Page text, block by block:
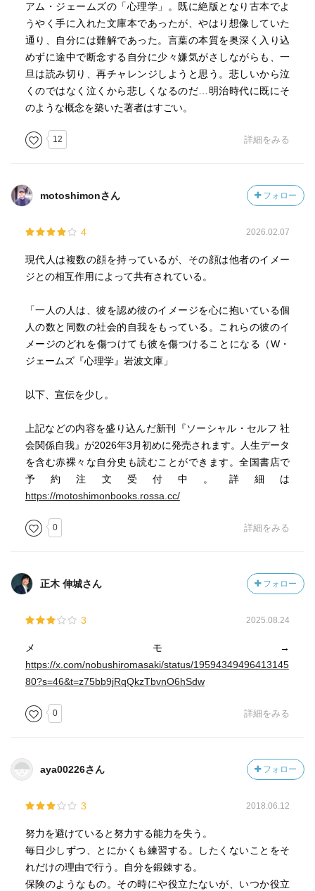
アム・ジェームズの「心理学」。既に絶版となり古本でよ
うやく手に入れた文庫本であったが、やはり想像していた
通り、自分には難解であった。言葉の本質を奥深く入り込
めずに途中で断念する自分に少々嫌気がさしながらも、一
旦は読み切り、再チャレンジしようと思う。悲しいから泣
くのではなく泣くから悲しくなるのだ…明治時代に既にそ
のような概念を築いた著者はすごい。
12 詳細をみる
motoshimonさん フォロー
4 2026.02.07
現代人は複数の顔を持っているが、その顔は他者のイメー
ジとの相互作用によって共有されている。
「一人の人は、彼を認め彼のイメージを心に抱いている個
人の数と同数の社会的自我をもっている。これらの彼のイ
メージのどれを傷つけても彼を傷つけることになる（W・
ジェームズ『心理学』岩波文庫」
以下、宣伝を少し。
上記などの内容を盛り込んだ新刊『ソーシャル・セルフ 社
会関係自我』が2026年3月初めに発売されます。人生データ
を含む赤裸々な自分史も読むことができます。全国書店で
予約注文受付中。詳細は
https://motoshimonbooks.rossa.cc/
0 詳細をみる
正木 伸城さん フォロー
3 2025.08.24
メモ→
https://x.com/nobushiromasaki/status/19594349496413145
80?s=46&t=z75bb9jRqQkzTbvnO6hSdw
0 詳細をみる
aya00226さん フォロー
3 2018.06.12
努力を避けていると努力する能力を失う。
毎日少しずつ、とにかくも練習する。したくないことをそ
れだけの理由で行う。自分を鍛錬する。
保険のようなもの。その時にや役立たないが、いつか役立